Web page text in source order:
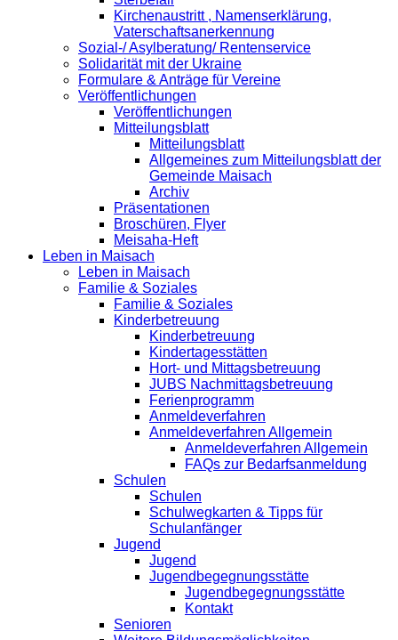
Kirchenaustritt , Namenserklärung,
Vaterschaftsanerkennung
Sozial-/ Asylberatung/ Rentenservice
Solidarität mit der Ukraine
Formulare & Anträge für Vereine
Veröffentlichungen
Veröffentlichungen
Mitteilungsblatt
Mitteilungsblatt
Allgemeines zum Mitteilungsblatt der
Gemeinde Maisach
Archiv
Präsentationen
Broschüren, Flyer
Meisaha-Heft
Leben in Maisach
Leben in Maisach
Familie & Soziales
Familie & Soziales
Kinderbetreuung
Kinderbetreuung
Kindertagesstätten
Hort- und Mittagsbetreuung
JUBS Nachmittagsbetreuung
Ferienprogramm
Anmeldeverfahren
Anmeldeverfahren Allgemein
Anmeldeverfahren Allgemein
FAQs zur Bedarfsanmeldung
Schulen
Schulen
Schulwegkarten & Tipps für
Schulanfänger
Jugend
Jugend
Jugendbegegnungsstätte
Jugendbegegnungsstätte
Kontakt
Senioren